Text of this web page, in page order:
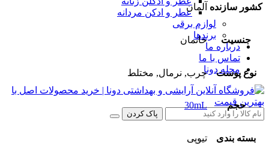
عطر و ادکن مردانه
لوازم برقی
برندها
درباره ما
تماس با ما
مجله دونا
پاک کردن
کشور سازنده آلمان
جنسیت خانمان
نوع پوست چرب, نرمال, مختلط
حجم 30mL
بسته بندی تیوپی